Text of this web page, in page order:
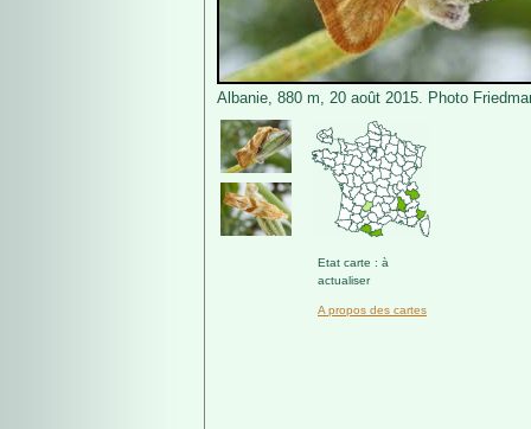
Albanie, 880 m, 20 août 2015. Photo
Etat carte : à
actualiser
A propos des cartes